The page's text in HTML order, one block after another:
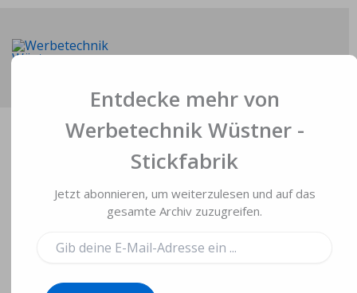
springen
Bestickte
Fleecejacken für Rot-
Weiß Ehrang 1952
Entdecke mehr von
Werbetechnik Wüstner -
Stickfabrik
Jetzt abonnieren, um weiterzulesen und auf das
gesamte Archiv zuzugreifen.
deine
Mail-